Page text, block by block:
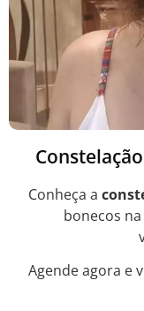
Conheça a
bonecos
Agende agora e